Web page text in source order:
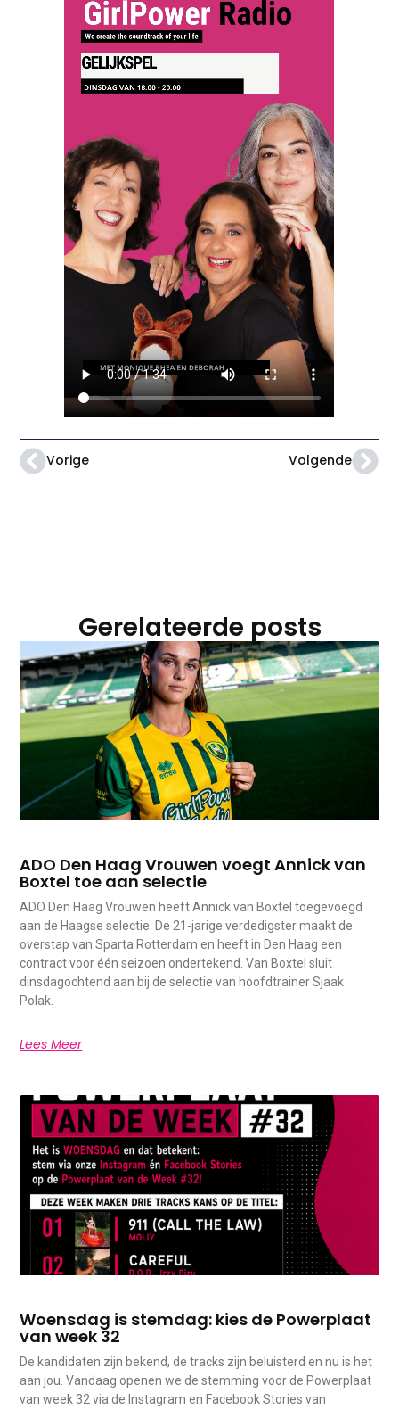
Vorige Volgende
Gerelateerde posts
ADO Den Haag Vrouwen voegt Annick van
Boxtel toe aan selectie
ADO Den Haag Vrouwen heeft Annick van Boxtel toegevoegd
aan de Haagse selectie. De 21-jarige verdedigster maakt de
overstap van Sparta Rotterdam en heeft in Den Haag een
contract voor één seizoen ondertekend. Van Boxtel sluit
dinsdagochtend aan bij de selectie van hoofdtrainer Sjaak
Polak.
Lees Meer
Woensdag is stemdag: kies de Powerplaat
van week 32
De kandidaten zijn bekend, de tracks zijn beluisterd en nu is het
aan jou. Vandaag openen we de stemming voor de Powerplaat
van week 32 via de Instagram en Facebook Stories van